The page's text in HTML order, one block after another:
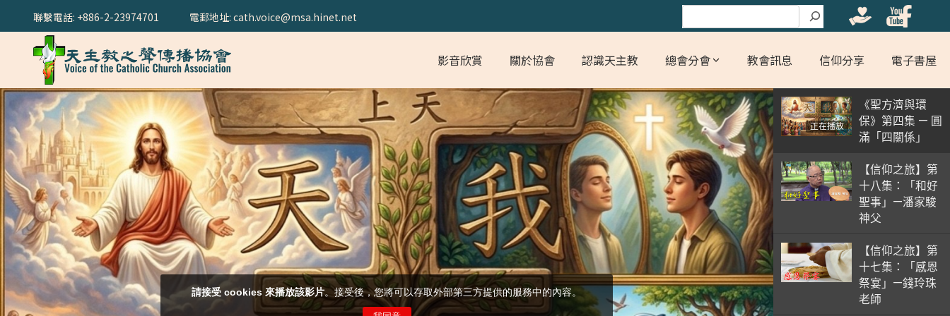
聯繫電話: +886-2-23974701 搜尋
電郵地址: cath.voice@msa.hinet.net
影音欣賞 關於協會 認識天主教 總會分會 教會訊息 信仰分享 電子書屋
正在播放
《聖方濟與環
保》第四集 — 圓
滿「四關係」
【信仰之旅】第
十八集：「和好
聖事」—潘家駿
神父
【信仰之旅】第
十七集：「感恩
祭宴」—錢玲珠
老師